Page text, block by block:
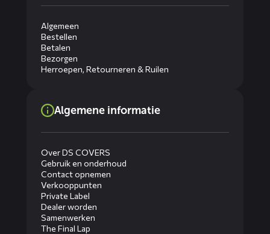
Algemeen
Bestellen
Betalen
Bezorgen
Herroepen, Retourneren & Ruilen
Algemene informatie
Over DS COVERS
Gebruik en onderhoud
Contact opnemen
Verkooppunten
Private Label
Dealer worden
Samenwerken
The Final Lap